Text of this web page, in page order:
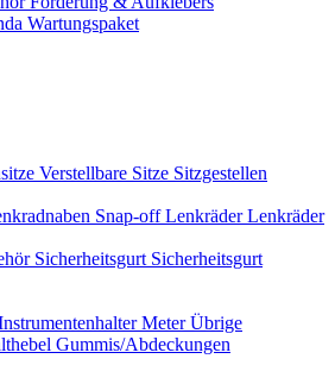
Wartungspaket
Verstellbare Sitze Sitzgestellen
Snap-offLenkräderLenkräder
Sicherheitsgurt Sicherheitsgurt
Meter Übrige
Gummis/Abdeckungen